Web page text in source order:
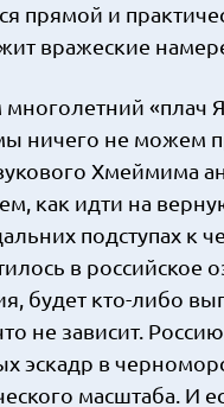
прямой и
вражеские
многолетний «плач
ничего не можем
Хмеймима
как идти на
подступах к
в российское
будет кто-либо
не зависит.
эскадр в
масштаба. И